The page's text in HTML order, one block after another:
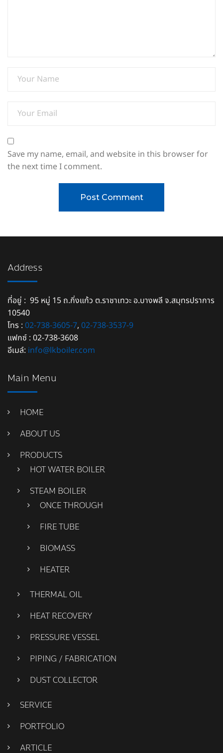
Save my name, email, and website in this browser for
the next time I comment.
Address
ที่อยู่ : 95 หมู่ 15 ถ.กิ่งแก้ว ต.ราชาเทวะ อ.บางพลี จ.สมุทรปราการ
10540
โทร : 02-738-3605-7, 02-738-3537-9
แฟกซ์ : 02-738-3608
อีเมล์: info@lkboiler.com
Main Menu
HOME
ABOUT US
PRODUCTS
HOT WATER BOILER
STEAM BOILER
ONCE THROUGH
FIRE TUBE
BIOMASS
HEATER
THERMAL OIL
HEAT RECOVERY
PRESSURE VESSEL
PIPING / FABRICATION
DUST COLLECTOR
SERVICE
PORTFOLIO
ARTICLE